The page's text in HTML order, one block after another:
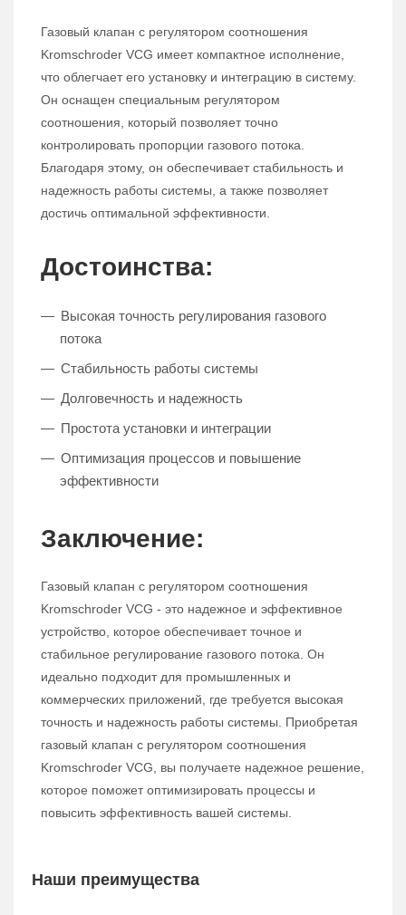
Газовый клапан с регулятором соотношения
Kromschroder VCG имеет компактное исполнение,
что облегчает его установку и интеграцию в систему.
Он оснащен специальным регулятором
соотношения, который позволяет точно
контролировать пропорции газового потока.
Благодаря этому, он обеспечивает стабильность и
надежность работы системы, а также позволяет
достичь оптимальной эффективности.
Достоинства:
Высокая точность регулирования газового
потока
Стабильность работы системы
Долговечность и надежность
Простота установки и интеграции
Оптимизация процессов и повышение
эффективности
Заключение:
Газовый клапан с регулятором соотношения
Kromschroder VCG - это надежное и эффективное
устройство, которое обеспечивает точное и
стабильное регулирование газового потока. Он
идеально подходит для промышленных и
коммерческих приложений, где требуется высокая
точность и надежность работы системы. Приобретая
газовый клапан с регулятором соотношения
Kromschroder VCG, вы получаете надежное решение,
которое поможет оптимизировать процессы и
повысить эффективность вашей системы.
Наши преимущества